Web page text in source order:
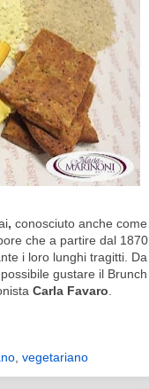
, conosciuto anche come
che a partire dal 1870
i loro lunghi tragitti. Da
gustare il Brunch
Carla Favaro.
, vegetariano